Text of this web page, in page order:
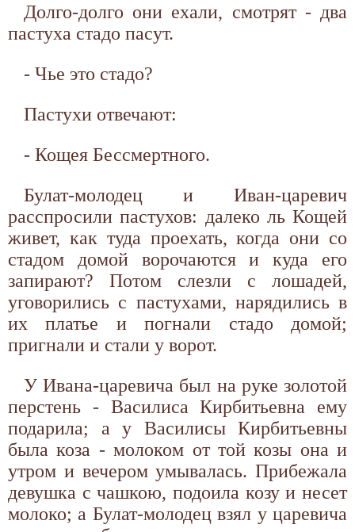
Долго-долго они ехали, смотрят - два
пастуха стадо пасут.
- Чье это стадо?
Пастухи отвечают:
- Кощея Бессмертного.
Булат-молодец и Иван-царевич
расспросили пастухов: далеко ль Кощей
живет, как туда проехать, когда они со
стадом домой ворочаются и куда его
запирают? Потом слезли с лошадей,
уговорились с пастухами, нарядились в
их платье и погнали стадо домой;
пригнали и стали у ворот.
У Ивана-царевича был на руке золотой
перстень - Василиса Кирбитьевна ему
подарила; а у Василисы Кирбитьевны
была коза - молоком от той козы она и
утром и вечером умывалась. Прибежала
девушка с чашкою, подоила козу и несет
молоко; а Булат-молодец взял у царевича